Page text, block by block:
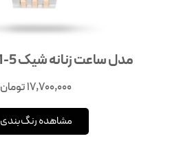
مدل ساعت زنانه شیک Laxmi 8171-5
17,700,000تومان
مشاهده رنگ‌بندی